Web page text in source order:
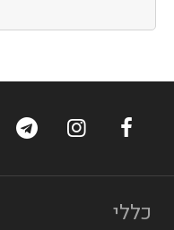
ערוץערוץ
כללי